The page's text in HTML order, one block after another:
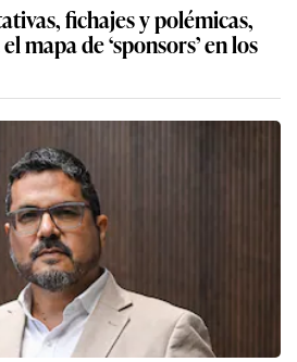
fichajes y polémicas,
mapa de ‘sponsors’ en los